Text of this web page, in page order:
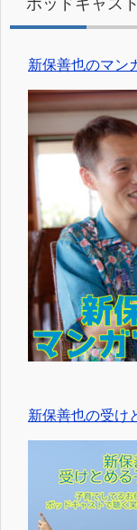
新保善也のマン
新保善也の受け